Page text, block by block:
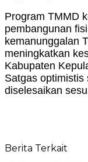
Program TMMD
pembangunan
kemanunggalan
meningkatkan
Kabupaten
Satgas
diselesaikan
Berita Terkait